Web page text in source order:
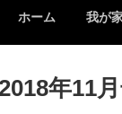
ホーム 我が
年11